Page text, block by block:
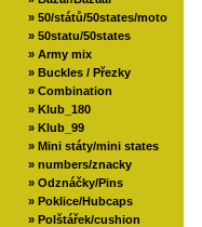
» 50/států/50states/moto
» 50statu/50states
» Army mix
» Buckles / Přezky
» Combination
» Klub_180
» Klub_99
» Mini státy/mini states
» numbers/znacky
» Odznáčky/Pins
» Poklice/Hubcaps
» Polštářek/cushion